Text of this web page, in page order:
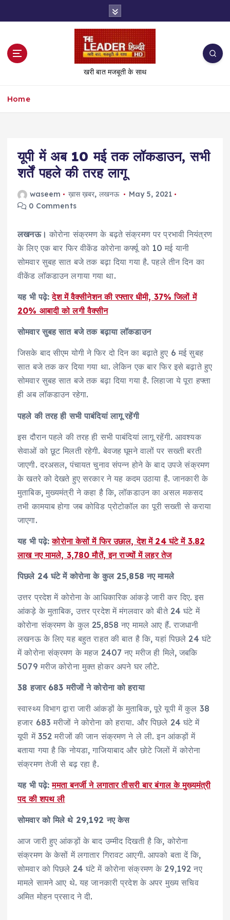
t
खरी बात मजबूती के साथ
Home
यूपी में अब 10 मई तक लॉकडाउन, सभी
शर्तें पहले की तरह लागू
waseem ख़ास ख़बर, लखनऊ
May 5, 2021
0 Comments
लखनऊ। कोरोना संक्रमण के बढ़ते संक्रमण पर प्रभावी नियंत्रण
के लिए एक बार फिर वीकेंड कोरोना कर्फ्यू को 10 मई यानी
सोमवार सुबह सात बजे तक बढ़ा दिया गया है. पहले तीन दिन का
वीकेंड लॉकडाउन लगाया गया था.
यह भी पढ़े:देश में वैक्सीनेशन की रफ्तार धीमी, 37% जिलों में
20% आबादी को लगी वैक्सीन
सोमवार सुबह सात बजे तक बढ़ाया लॉकडाउन
जिसके बाद सीएम योगी ने फिर दो दिन का बढ़ाते हुए 6 मई सुबह
सात बजे तक कर दिया गया था. लेकिन एक बार फिर इसे बढ़ाते हुए
सोमवार सुबह सात बजे तक बढ़ा दिया गया है. लिहाजा ये पूरा हफ्ता
ही अब लॉकडाउन रहेगा.
पहले की तरह ही सभी पाबंदियां लागू रहेंगी
इस दौरान पहले की तरह ही सभी पाबंदियां लागू रहेंगी. आवश्यक
सेवाओं को छूट मिलती रहेगी. बेवजह घूमने वालों पर सख्ती बरती
जाएगी. दरअसल, पंचायत चुनाव संपन्न होने के बाद उपजे संक्रमण
के खतरे को देखते हुए सरकार ने यह कदम उठाया है. जानकारी के
मुताबिक, मुख्यमंत्री ने कहा है कि, लॉकडाउन का असल मकसद
तभी कामयाब होगा जब कोविड प्रोटोकॉल का पूरी सख्ती से कराया
जाएगा.
यह भी पढ़े:कोरोना केसों में फिर उछाल, देश में 24 घंटे में 3.82
लाख नए मामले, 3,780 मौतें, इन राज्यों में लहर तेज
पिछले 24 घंटे में कोरोना के कुल 25,858 नए मामले
उत्तर प्रदेश में कोरोना के आधिकारिक आंकड़े जारी कर दिए. इस
आंकड़े के मुताबिक, उत्तर प्रदेश में मंगलवार को बीते 24 घंटे में
कोरोना संक्रमण के कुल 25,858 नए मामले आए हैं. राजधानी
लखनऊ के लिए यह बहुत राहत की बात है कि, यहां पिछले 24 घंटे
में कोरोना संक्रमण के महज 2407 नए मरीज ही मिले, जबकि
5079 मरीज कोरोना मुक्त होकर अपने घर लौटे.
38 हजार 683 मरीजों ने कोरोना को हराया
स्वास्थ्य विभाग द्वारा जारी आंकड़ों के मुताबिक, पूरे यूपी में कुल 38
हजार 683 मरीजों ने कोरोना को हराया. और पिछले 24 घंटे में
यूपी में 352 मरीजों की जान संक्रमण ने ले ली. इन आंकड़ों में
बताया गया है कि नोयडा, गाजियाबाद और छोटे जिलों में कोरोना
संक्रमण तेजी से बढ़ रहा है.
यह भी पढ़े:ममता बनर्जी ने लगातार तीसरी बार बंगाल के मुख्यमंत्री
पद की शपथ ली
सोमवार को मिले थे 29,192 नए केस
आज जारी हुए आंकड़ों के बाद उम्मीद दिखती है कि, कोरोना
संक्रमण के केसों में लगातार गिरावट आएगी. आपको बता दें कि,
सोमवार को पिछले 24 घंटे में कोरोना संक्रमण के 29,192 नए
मामले सामने आए थे. यह जानकारी प्रदेश के अपर मुख्य सचिव
अमित मोहन प्रसाद ने दी.